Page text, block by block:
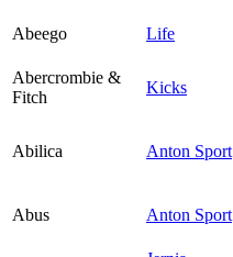
Abeego
Life
Abercrombie &
Fitch
Kicks
Abilica Anton Sport
Abus Anton Sport